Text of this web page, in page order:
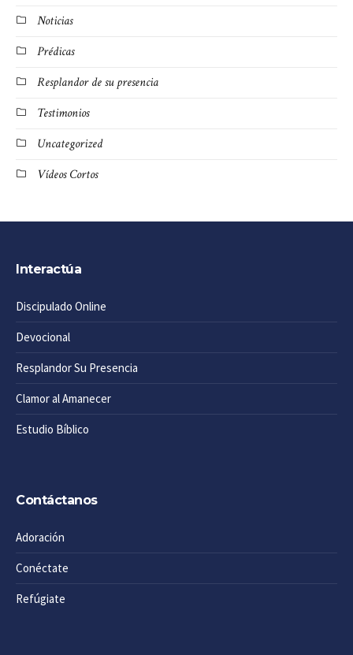
Noticias
Prédicas
Resplandor de su presencia
Testimonios
Uncategorized
Vídeos Cortos
Interactúa
Discipulado Online
Devocional
Resplandor Su Presencia
Clamor al Amanecer
Estudio Bíblico
Contáctanos
Adoración
Conéctate
Refúgiate